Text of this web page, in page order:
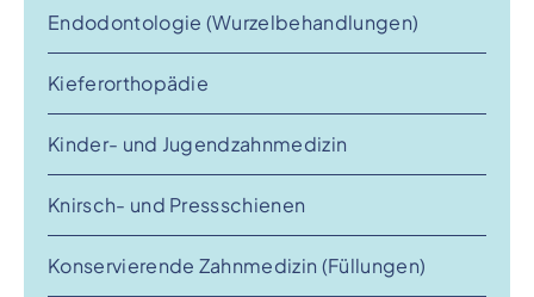
Endodontologie (Wurzelbehandlungen)
Kieferorthopädie
Kinder- und Jugendzahnmedizin
Knirsch- und Pressschienen
Konservierende Zahnmedizin (Füllungen)